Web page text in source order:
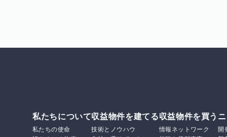
私たちについて
私たちの使命
収益物件を建てる
技術とノウハウ
収益物件を買う
情報ネットワーク
開